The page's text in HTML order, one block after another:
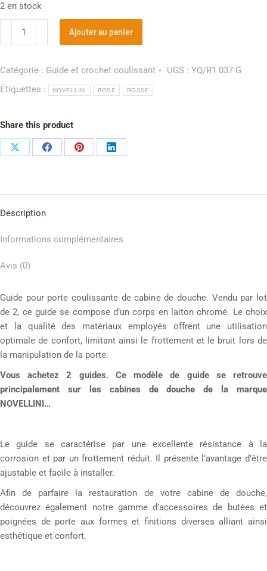
2 en stock
Ajouter au panier
Catégorie : Guide et crochet coulissant UGS : YQ/R1 037 G
Étiquettes :
NOVELLINI ROSE ROSSE
Share this product
Description
Informations complémentaires
Avis (0)
Guide pour porte coulissante de cabine de douche. Vendu par lot
de 2, ce guide se compose d’un corps en laiton chromé. Le choix
et la qualité des matériaux employés offrent une utilisation
optimale de confort, limitant ainsi le frottement et le bruit lors de
la manipulation de la porte.
Vous achetez 2 guides. Ce modèle de guide se retrouve
principalement sur les cabines de douche de la marque
NOVELLINI…
Le guide se caractérise par une excellente résistance à la
corrosion et par un frottement réduit. Il présente l’avantage d’être
ajustable et facile à installer.
Afin de parfaire la restauration de votre cabine de douche,
découvrez également notre gamme d’accessoires de butées et
poignées de porte aux formes et finitions diverses alliant ainsi
esthétique et confort.